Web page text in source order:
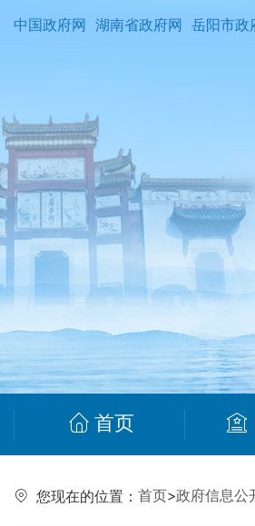
中国政府网 湖南省政府网 岳阳市政
首页
您现在的位置： 首页>政府信息公